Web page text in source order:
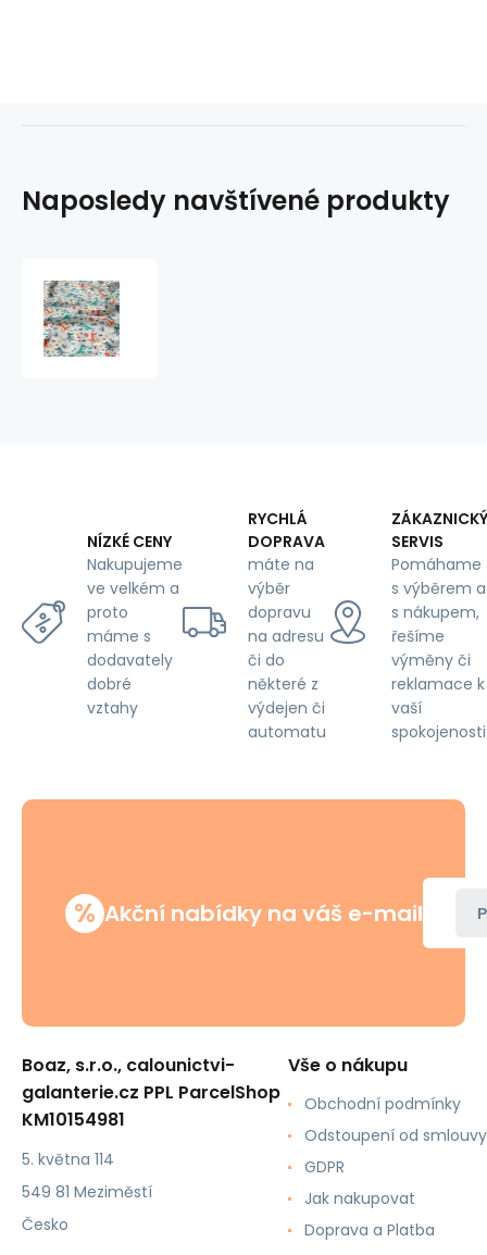
Naposledy navštívené produkty
NÍZKÉ CENY
Nakupujeme
ve velkém a
proto
máme s
dodavately
dobré
vztahy
RYCHLÁ
DOPRAVA
máte na
výběr
dopravu
na adresu
či do
některé z
výdejen či
automatu
ZÁKAZNICKÝ
SERVIS
Pomáhame
s výběrem a
s nákupem,
řešíme
výměny či
reklamace k
vaší
spokojenosti
% Akční nabídky na váš e-mail
Boaz, s.r.o., calounictvi-
galanterie.cz PPL ParcelShop
KM10154981
5. května 114
549 81 Meziměstí
Česko
Vše o nákupu
Obchodní podmínky
Odstoupení od smlouvy
GDPR
Jak nakupovat
Doprava a Platba